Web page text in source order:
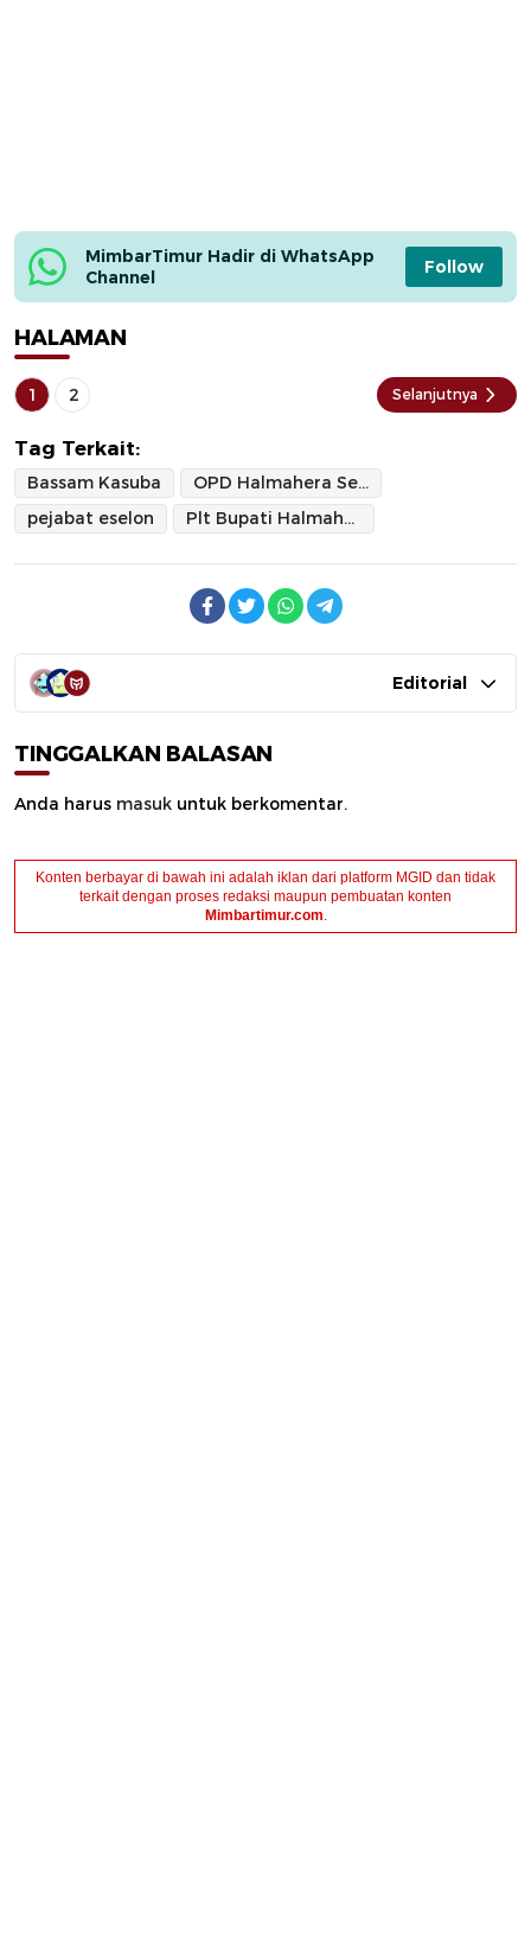
MimbarTimur Hadir di WhatsApp
Channel
Follow
HALAMAN
1 2 Selanjutnya
Tag Terkait:
Bassam Kasuba
OPD Halmahera Selatan
pejabat eselon
Plt Bupati Halmahera Selatan
Editorial
TINGGALKAN BALASAN
Anda harus masuk untuk berkomentar.
Konten berbayar di bawah ini adalah iklan dari platform MGID dan tidak
terkait dengan proses redaksi maupun pembuatan konten
Mimbartimur.com.